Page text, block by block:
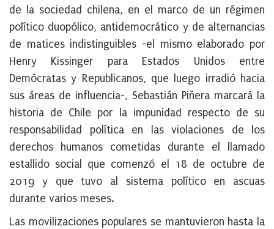
de la sociedad chilena, en el marco de un régimen
político duopólico, antidemocrático y de alternancias
de matices indistinguibles -el mismo elaborado por
Henry Kissinger para Estados Unidos entre
Demócratas y Republicanos, que luego irradió hacia
sus áreas de influencia-, Sebastián Piñera marcará la
historia de Chile por la impunidad respecto de su
responsabilidad política en las violaciones de los
derechos humanos cometidas durante el llamado
estallido social que comenzó el 18 de octubre de
2019 y que tuvo al sistema político en ascuas
durante varios meses.
Las movilizaciones populares se mantuvieron hasta la